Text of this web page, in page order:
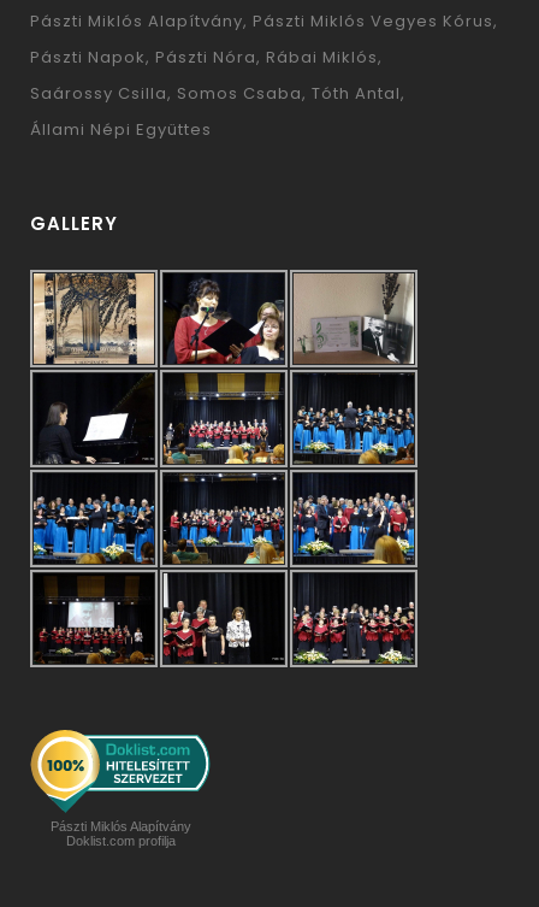
Pászti Miklós Alapítvány Pászti Miklós Vegyes Kórus
Pászti Napok Pászti Nóra Rábai Miklós
Saárossy Csilla Somos Csaba Tóth Antal
Állami Népi Együttes
GALLERY
Pászti Miklós Alapítvány
Doklist.com profilja